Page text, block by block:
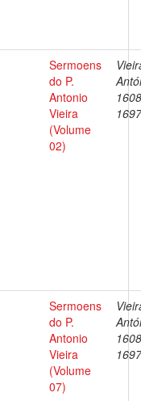
Sermoens
do P.
Antonio
Vieira
(Volume
02)
1697
Sermoens
do P.
Antonio
Vieira
(Volume
07)
1697